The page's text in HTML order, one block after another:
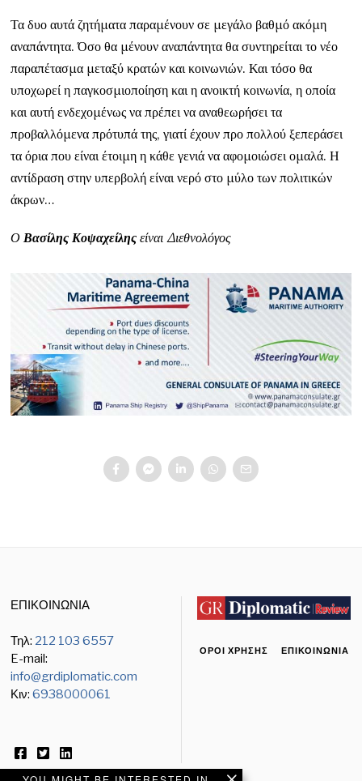
Τα δυο αυτά ζητήματα παραμένουν σε μεγάλο βαθμό ακόμη
αναπάντητα. Όσο θα μένουν αναπάντητα θα συντηρείται το νέο
παραπέτασμα μεταξύ κρατών και κοινωνιών. Και τόσο θα
υποχωρεί η παγκοσμιοποίηση και η ανοικτή κοινωνία, η οποία
και αυτή ενδεχομένως να πρέπει να αναθεωρήσει τα
προβαλλόμενα πρότυπά της, γιατί έχουν προ πολλού ξεπεράσει
τα όρια που είναι έτοιμη η κάθε γενιά να αφομοιώσει ομαλά. Η
αντίδραση στην υπερβολή είναι νερό στο μύλο των πολιτικών
άκρων…
ΟΒασίλης Κοψαχείλης είναι Διεθνολόγος
ΕΠΙΚΟΙΝΩΝΙΑ
Τηλ: 212 103 6557
E-mail:
info@grdiplomatic.com
Κιν:6938000061
ΌΡΟΙ ΧΡΉΣΗΣ ΕΠΙΚΟΙΝΩΝΊΑ